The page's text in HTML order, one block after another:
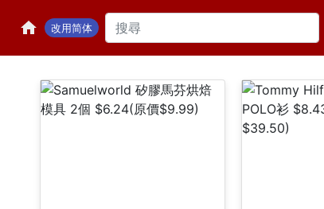
改用简体